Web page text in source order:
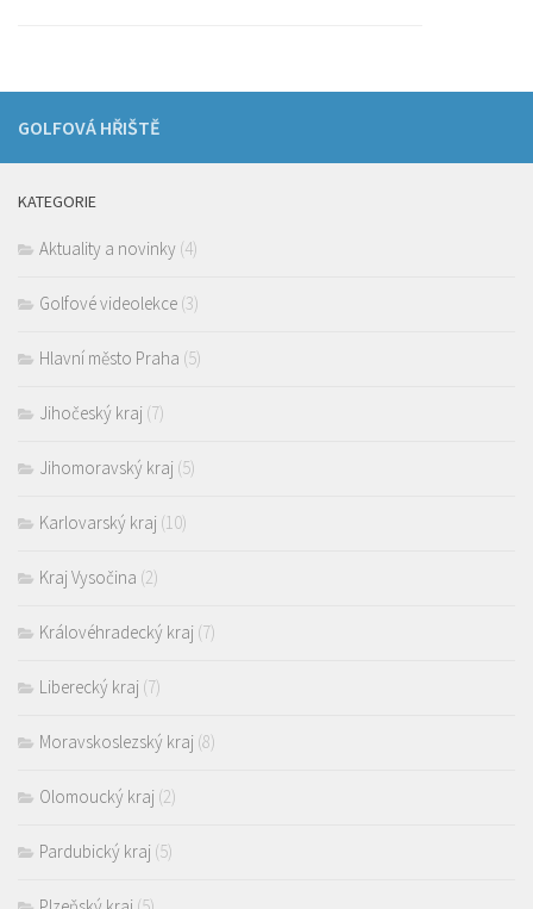
GOLFOVÁ HŘIŠTĚ
KATEGORIE
Aktuality a novinky (4)
Golfové videolekce (3)
Hlavní město Praha (5)
Jihočeský kraj (7)
Jihomoravský kraj (5)
Karlovarský kraj (10)
Kraj Vysočina (2)
Královéhradecký kraj (7)
Liberecký kraj (7)
Moravskoslezský kraj (8)
Olomoucký kraj (2)
Pardubický kraj (5)